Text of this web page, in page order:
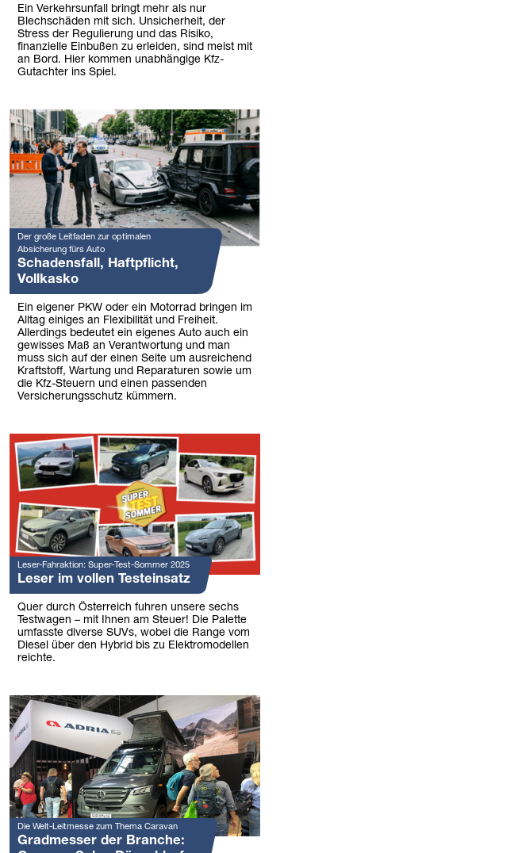
Ein Verkehrsunfall bringt mehr als nur
Blechschäden mit sich. Unsicherheit, der
Stress der Regulierung und das Risiko,
finanzielle Einbußen zu erleiden, sind meist mit
an Bord. Hier kommen unabhängige Kfz-
Gutachter ins Spiel.
Der große Leitfaden zur optimalen
Absicherung fürs Auto
Schadensfall, Haftpflicht,
Vollkasko
Ein eigener PKW oder ein Motorrad bringen im
Alltag einiges an Flexibilität und Freiheit.
Allerdings bedeutet ein eigenes Auto auch ein
gewisses Maß an Verantwortung und man
muss sich auf der einen Seite um ausreichend
Kraftstoff, Wartung und Reparaturen sowie um
die Kfz-Steuern und einen passenden
Versicherungsschutz kümmern.
Leser-Fahraktion: Super-Test-Sommer 2025
Leser im vollen Testeinsatz
Quer durch Österreich fuhren unsere sechs
Testwagen – mit Ihnen am Steuer! Die Palette
umfasste diverse SUVs, wobei die Range vom
Diesel über den Hybrid bis zu Elektromodellen
reichte.
Die Welt-Leitmesse zum Thema Caravan
Gradmesser der Branche: